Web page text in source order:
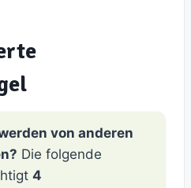
von anderen
Die folgende
4